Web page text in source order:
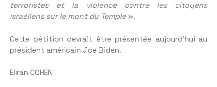
terroristes et la violence contre les citoyens
israéliens sur le mont du Temple».
Cette pétition devrait être présentée aujourd’hui au
président américain Joe Biden.
Eliran COHEN